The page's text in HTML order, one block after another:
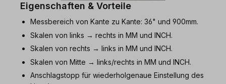
Eigenschaften & Vorteile
Messbereich von Kante zu Kante: 36" und 900mm.
Skalen von links → rechts in MM und INCH.
Skalen von rechts → links in MM und INCH.
Skalen von Mitte → links/rechts in MM und INCH.
Anschlagstopp für wiederholgenaue Einstellung des